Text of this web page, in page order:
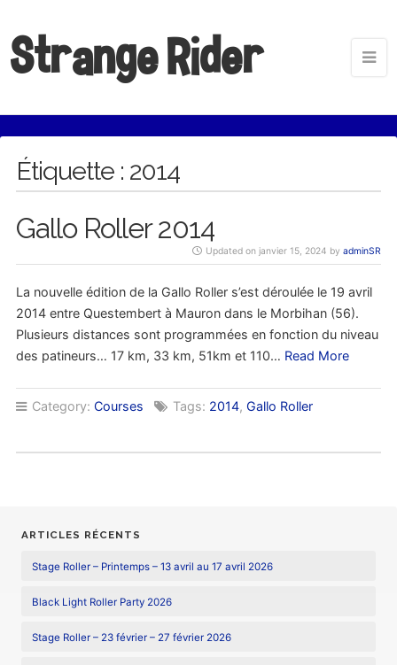
Strange Rider
Étiquette : 2014
Gallo Roller 2014
Updated on janvier 15, 2024 byadminSR
La nouvelle édition de la Gallo Roller s’est déroulée le 19 avril
2014 entre Questembert à Mauron dans le Morbihan (56).
Plusieurs distances sont programmées en fonction du niveau
des patineurs… 17 km, 33 km, 51km et 110… Read More
Category: Courses Tags: 2014, Gallo Roller
ARTICLES RÉCENTS
Stage Roller – Printemps – 13 avril au 17 avril 2026
Black Light Roller Party 2026
Stage Roller – 23 février – 27 février 2026